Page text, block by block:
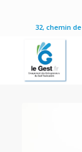
32, chemin